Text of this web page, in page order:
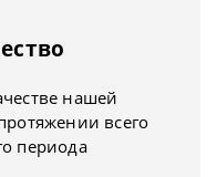
нашей
всего
периода